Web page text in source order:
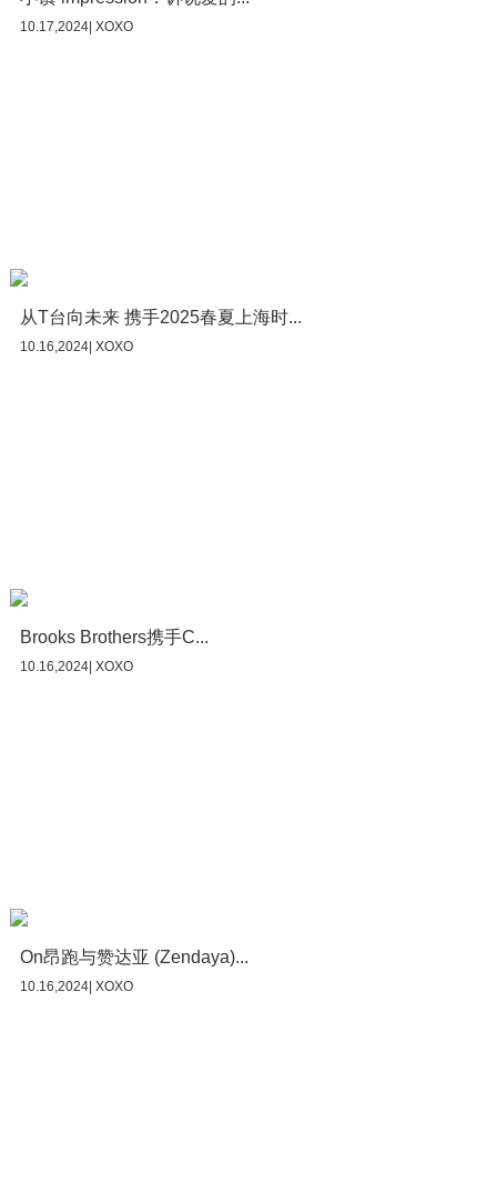
10.17,2024| XOXO
从T台向未来 携手2025春夏上海时...
10.16,2024| XOXO
Brooks Brothers携手C...
10.16,2024| XOXO
On昂跑与赞达亚 (Zendaya)...
10.16,2024| XOXO